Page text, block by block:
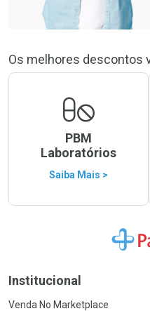
Os melhores descontos
PBM
Laboratórios
Saiba Mais >
Ir para
Institucional
Venda No Marketplace